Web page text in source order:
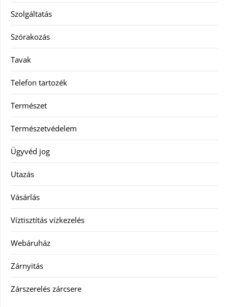
Szolgáltatás
Szórakozás
Tavak
Telefon tartozék
Természet
Természetvédelem
Ügyvéd jog
Utazás
Vásárlás
Víztisztítás vízkezelés
Webáruház
Zárnyitás
Zárszerelés zárcsere